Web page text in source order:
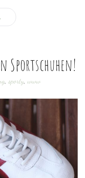
Sportschuhen!
sporty www